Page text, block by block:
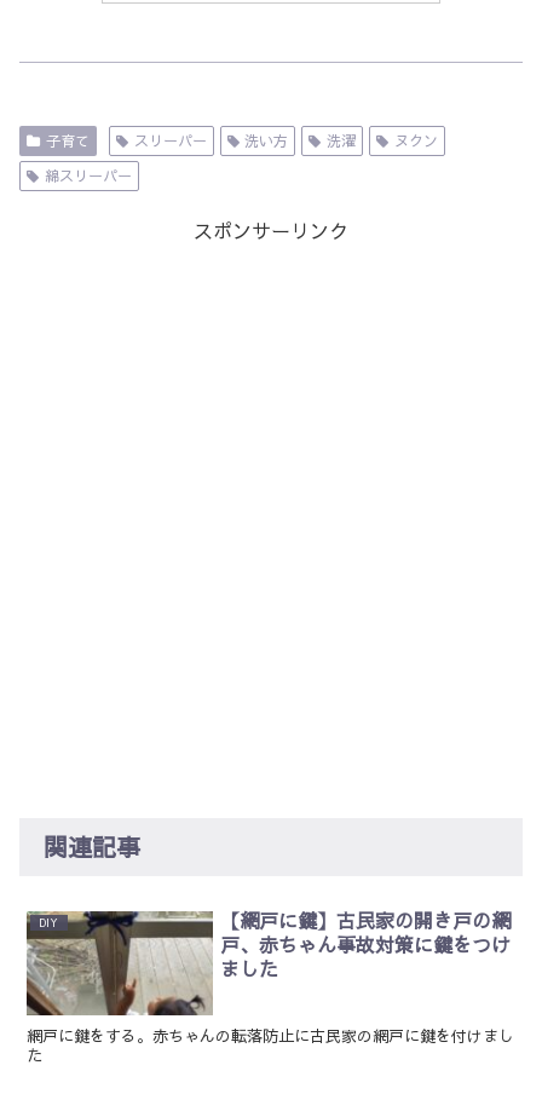
子育て スリーパー 洗い方 洗濯
ヌクン
綿スリーパー
スポンサーリンク
関連記事
DIY
【網戸に鍵】古民家の開き戸の網
戸、赤ちゃん事故対策に鍵をつけ
ました
網戸に鍵をする。赤ちゃんの転落防止に古民家の網戸に鍵を付けまし
た